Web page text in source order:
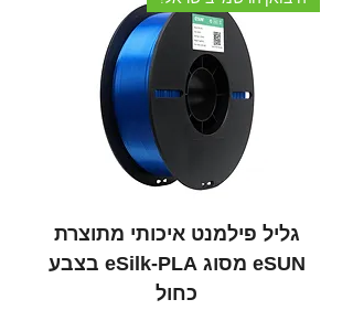
גליל פילמנט איכותי מתוצרת
eSUN מסוג eSilk-PLA בצבע
כחול